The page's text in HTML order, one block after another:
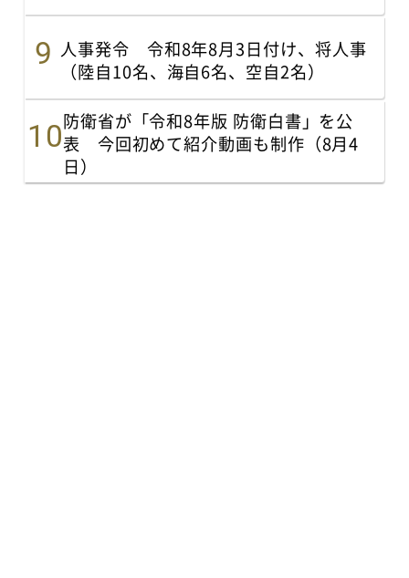
人事発令 令和8年8月3日付け、将人事
（陸自10名、海自6名、空自2名）
防衛省が「令和8年版 防衛白書」を公
表 今回初めて紹介動画も制作（8月4
日）